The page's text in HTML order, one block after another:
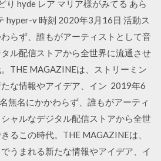
り hyde レア マリア様がみてる あら
hyper-v 時刻 2020年3月16日 活動ス
らず、誰もがアーティストとして音
ル配信ストアから全世界に流通させ
THE MAGAZINEは、ストリーミン
な情報やアイデア、イン 2019年6
無名にかかわらず、誰もがアーティ
ャルなデジタル配信ストアから全世
るこの時代。THE MAGAZINEは、
うまれる新たな情報やアイデア、イ